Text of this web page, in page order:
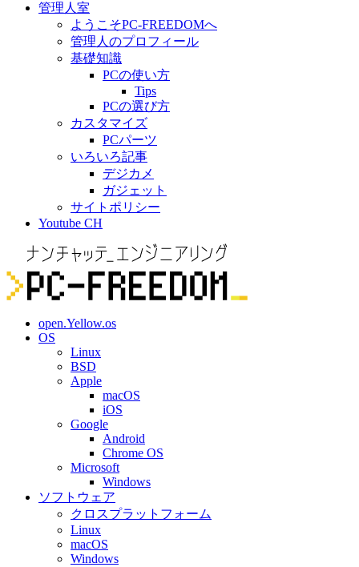
管理人室
ようこそPC-FREEDOMへ
管理人のプロフィール
基礎知識
PCの使い方
Tips
PCの選び方
カスタマイズ
PCパーツ
いろいろ記事
デジカメ
ガジェット
サイトポリシー
Youtube CH
open.Yellow.os
OS
Linux
BSD
Apple
macOS
iOS
Google
Android
Chrome OS
Microsoft
Windows
ソフトウェア
クロスプラットフォーム
Linux
macOS
Windows